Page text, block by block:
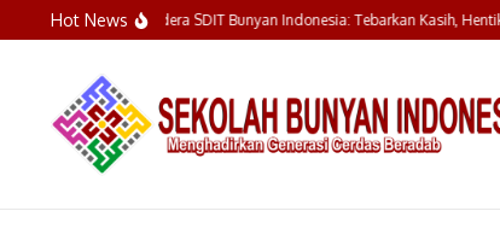
Lewati ke konten
Hot News
Upacara Bendera SDIT Bunyan Indonesia: Tebarkan Kasih,